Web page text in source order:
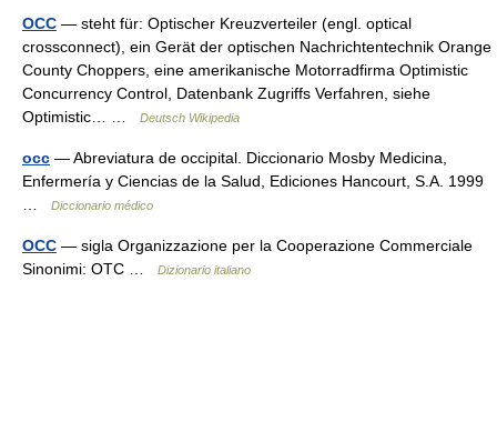
OCC — steht für: Optischer Kreuzverteiler (engl. optical
crossconnect), ein Gerät der optischen Nachrichtentechnik Orange
County Choppers, eine amerikanische Motorradfirma Optimistic
Concurrency Control, Datenbank Zugriffs Verfahren, siehe
Optimistic… …
Deutsch Wikipedia
occ — Abreviatura de occipital. Diccionario Mosby Medicina,
Enfermería y Ciencias de la Salud, Ediciones Hancourt, S.A. 1999
Diccionario médico
OCC — sigla Organizzazione per la Cooperazione Commerciale
Sinonimi: OTC …
Dizionario italiano